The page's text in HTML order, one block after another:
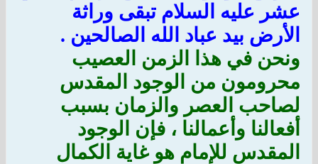
عشر عليه السلام تبقى وراثة
الأرض بيد عباد الله الصالحين .
ونحن في هذا الزمن العصيب
محرومون من الوجود المقدس
لصاحب العصر والزمان بسبب
أفعالنا وأعمالنا ، فإن الوجود
المقدس للإمام هو غاية الكمال